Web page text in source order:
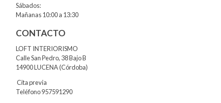
Sábados:
Mañanas 10:00 a 13:30
CONTACTO
LOFT INTERIORISMO
Calle San Pedro, 38 Bajo B
14900 LUCENA (Córdoba)
Cita previa
Teléfono 957591290